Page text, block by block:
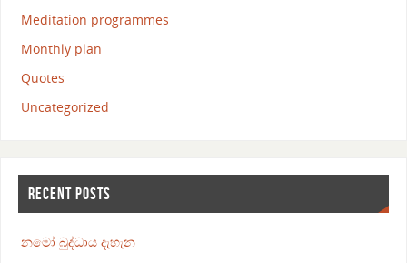
Meditation programmes
Monthly plan
Quotes
Uncategorized
RECENT POSTS
නමෝ බුද්ධාය දැහැන